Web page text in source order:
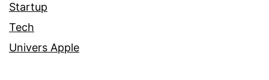
Startup
Tech
Univers Apple